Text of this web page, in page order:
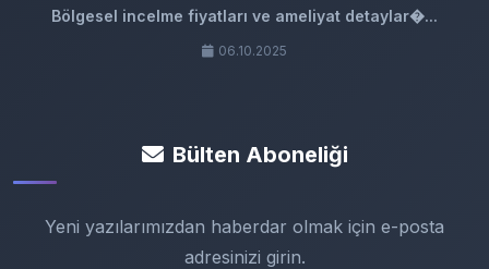
Bölgesel incelme fiyatları ve ameliyat detaylar�...
06.10.2025
Bülten Aboneliği
Yeni yazılarımızdan haberdar olmak için e-posta
adresinizi girin.